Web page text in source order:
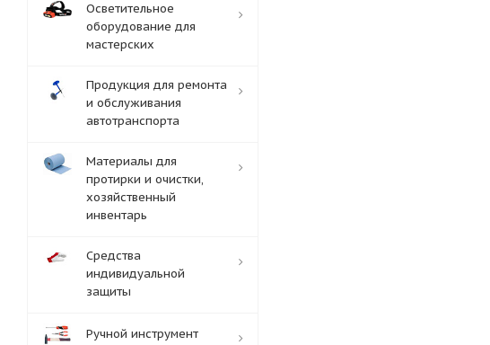
Осветительное
оборудование для
мастерских
Продукция для ремонта
и обслуживания
автотранспорта
Материалы для
протирки и очистки,
хозяйственный
инвентарь
Средства
индивидуальной
защиты
Ручной инструмент